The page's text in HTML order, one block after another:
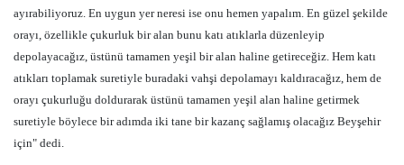
ayırabiliyoruz. En uygun yer neresi ise onu hemen yapalım. En güzel şekilde
orayı, özellikle çukurluk bir alan bunu katı atıklarla düzenleyip
depolayacağız, üstünü tamamen yeşil bir alan haline getireceğiz. Hem katı
atıkları toplamak suretiyle buradaki vahşi depolamayı kaldıracağız, hem de
orayı çukurluğu doldurarak üstünü tamamen yeşil alan haline getirmek
suretiyle böylece bir adımda iki tane bir kazanç sağlamış olacağız Beyşehir
için" dedi.